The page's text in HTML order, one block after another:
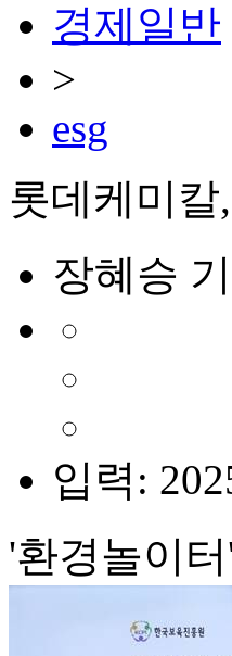
경제일반
>
esg
롯데케미
장혜승
입력:
'환경놀이